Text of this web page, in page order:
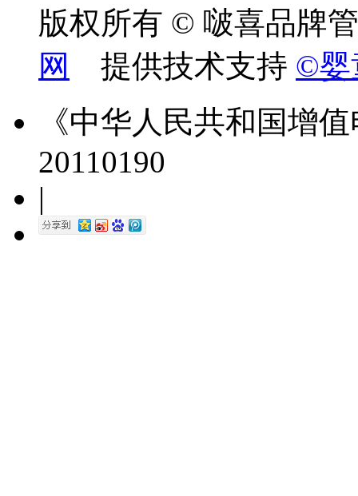
版权所有 © 啵喜品牌
网
提供技术支持 ©婴
《中华人民共和国增
20110190
|